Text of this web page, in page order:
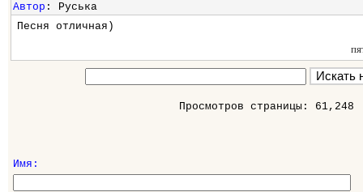
Автор : Руська
Песня отличная)
Просмотров страницы: 61,248
Имя: